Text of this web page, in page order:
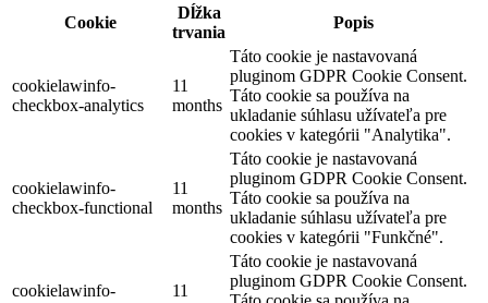
Cookie
Dĺžka
trvania
Popis
cookielawinfo-
checkbox-analytics
11
months
Táto cookie je nastavovaná
pluginom GDPR Cookie Consent.
Táto cookie sa používa na
ukladanie súhlasu užívateľa pre
cookies v kategórii "Analytika".
cookielawinfo-
checkbox-functional
11
months
Táto cookie je nastavovaná
pluginom GDPR Cookie Consent.
Táto cookie sa používa na
ukladanie súhlasu užívateľa pre
cookies v kategórii "Funkčné".
cookielawinfo-
11
Táto cookie je nastavovaná
pluginom GDPR Cookie Consent.